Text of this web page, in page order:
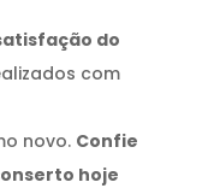
do
com
novo. Confie
hoje